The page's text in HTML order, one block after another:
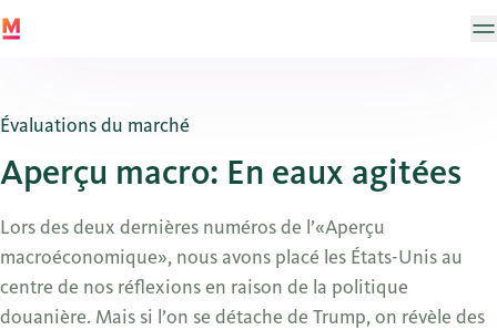
Évaluations du marché
Aperçu macro: En eaux agitées
Lors des deux dernières numéros de l’«Aperçu
macroéconomique», nous avons placé les États-Unis au
centre de nos réflexions en raison de la politique
douanière. Mais si l’on se détache de Trump, on révèle des